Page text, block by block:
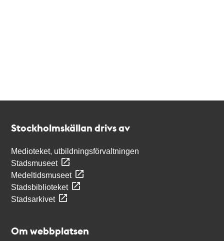
Stockholmskällan drivs av
Medioteket, utbildningsförvaltningen
Stadsmuseet
Medeltidsmuseet
Stadsbiblioteket
Stadsarkivet
Om webbplatsen